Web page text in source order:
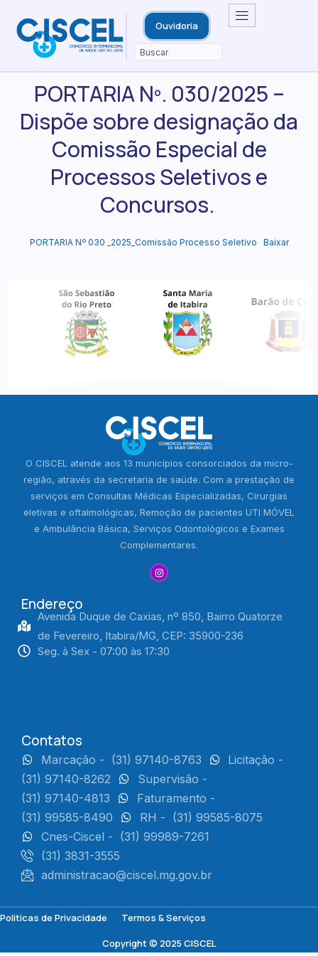
Ouvidoria
PORTARIA Nº. 030/2025 –
Dispõe sobre designação da
Comissão Especial de
Processos Seletivos e
Concursos.
PORTARIA Nº 030 _2025_Comissão Processo Seletivo Baixar
O CISCEL atende aos 13 municípios consorciados da micro-
região, através da secretaria de saúde. Com a prestação de
serviços em Consultas Médicas Especializadas, Cirurgias
eletivas e oftalmológicas, Remoção de pacientes UTI MÓVEL
e Ambulância Básica, Serviços Odontológicos e Exames
Complementares.
Endereço
Avenida Duque de Caxias, nº 850, Bairro Quatorze
de Fevereiro, Itabira/MG, CEP: 35900-236
Seg. à Sex - 07:00 às 17:30
Contatos
Marcação - (31) 97140-8763
Licitação -
(31) 97140-8262
Supervisão -
(31) 97140-4813
Faturamento -
(31) 99585-8490
RH - (31) 99585-8075
Cnes-Ciscel - (31) 99989-7261
(31) 3831-3555
administracao@ciscel.mg.gov.br
Copyright © 2025 CISCEL
Politicas de Privacidade Termos & Serviços